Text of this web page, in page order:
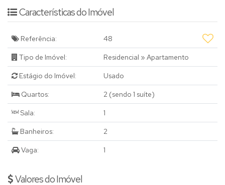
Características do Imóvel
Referência: 48
Tipo de Imóvel: Residencial » Apartamento
Estágio do Imóvel: Usado
Quartos: 2 (sendo 1 suíte)
Sala: 1
Banheiros: 2
Vaga: 1
Valores do Imóvel